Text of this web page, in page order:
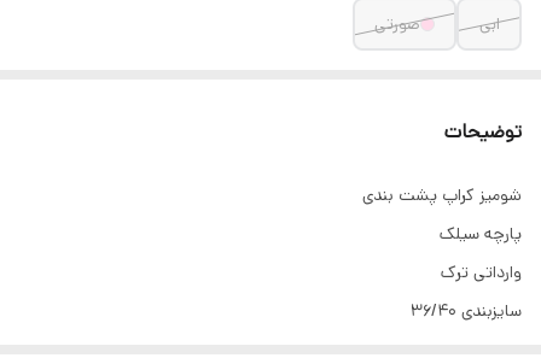
ابی صورتی
توضیحات
شومیز کراپ پشت بندی
پارچه سیلک
وارداتی ترک
سایزبندی ۳۶/۴۰